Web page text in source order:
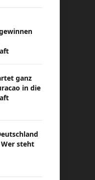
ganz
in die
Wer steht